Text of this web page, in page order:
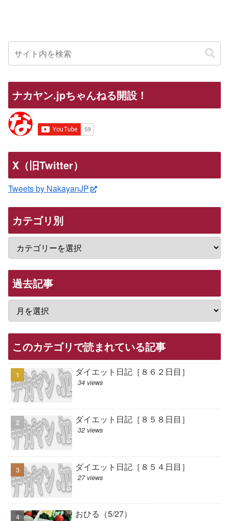
ナカヤン.jpちゃんねる開設！
X（旧Twitter）
Tweets by NakayanJP
カテゴリ別
過去記事
このカテゴリで読まれている記事
ダイエット日記［８６２日目］
34 views
ダイエット日記［８５８日目］
32 views
ダイエット日記［８５４日目］
27 views
おひる（5/27）